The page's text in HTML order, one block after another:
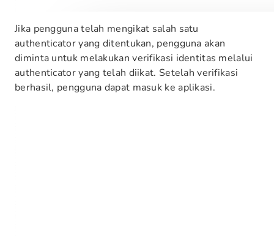
Jika pengguna telah mengikat salah satu
authenticator yang ditentukan, pengguna akan
diminta untuk melakukan verifikasi identitas melalui
authenticator yang telah diikat. Setelah verifikasi
berhasil, pengguna dapat masuk ke aplikasi.